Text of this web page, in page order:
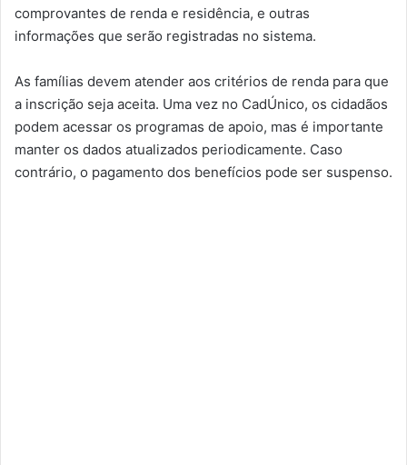
comprovantes de renda e residência, e outras
informações que serão registradas no sistema.
As famílias devem atender aos critérios de renda para que
a inscrição seja aceita. Uma vez no CadÚnico, os cidadãos
podem acessar os programas de apoio, mas é importante
manter os dados atualizados periodicamente. Caso
contrário, o pagamento dos benefícios pode ser suspenso.